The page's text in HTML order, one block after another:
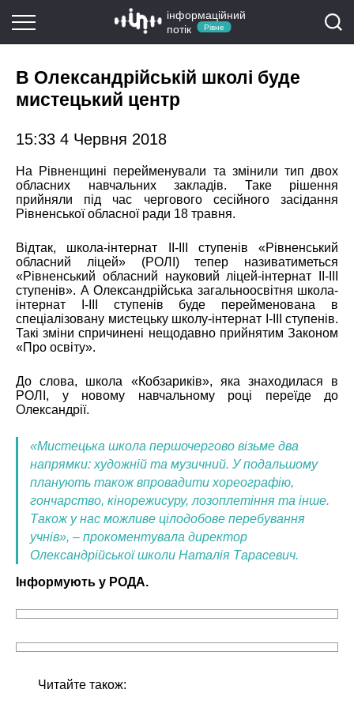
інформаційний
потік
Рівне
В Олександрійській школі буде
мистецький центр
15:33 4 Червня 2018
На Рівненщині перейменували та змінили тип двох
обласних навчальних закладів. Таке рішення
прийняли під час чергового сесійного засідання
Рівненської обласної ради 18 травня.
Відтак, школа-інтернат ІІ-ІІІ ступенів «Рівненський
обласний ліцей» (РОЛІ) тепер називатиметься
«Рівненський обласний науковий ліцей-інтернат ІІ-ІІІ
ступенів». А Олександрійська загальноосвітня школа-
інтернат І-ІІІ ступенів буде перейменована в
спеціалізовану мистецьку школу-інтернат І-ІІІ ступенів.
Такі зміни спричинені нещодавно прийнятим Законом
«Про освіту».
До слова, школа «Кобзариків», яка знаходилася в
РОЛІ, у новому навчальному році переїде до
Олександрії.
«Мистецька школа першочергово візьме два
напрямки: художній та музичний. У подальшому
планують також впровадити хореографію,
гончарство, кінорежисуру, лозоплетіння та інше.
Також у нас можливе цілодобове перебування
учнів», – прокоментувала директор
Олександрійської школи Наталія Тарасевич.
Інформують у РОДА.
Читайте також: